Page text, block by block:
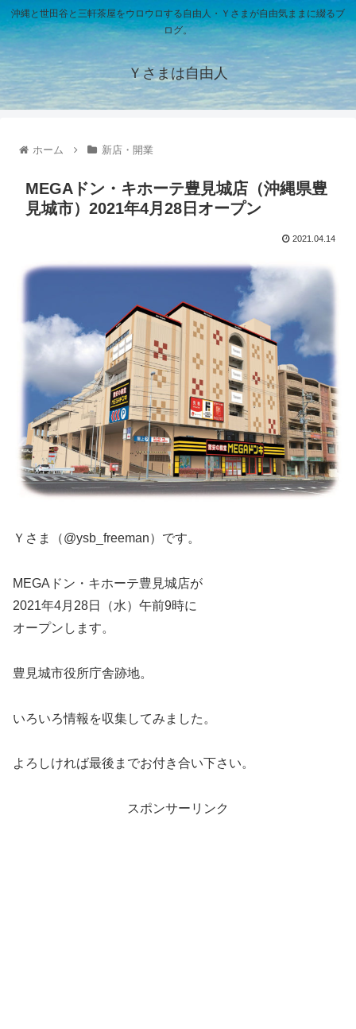
沖縄と世田谷と三軒茶屋をウロウロする自由人・Ｙさまが自由気ままに綴るブ
ログ。
Ｙさまは自由人
ホーム 新店・開業
MEGAドン・キホーテ豊見城店（沖縄県豊
見城市）2021年4月28日オープン
2021.04.14
Ｙさま（@ysb_freeman）です。
MEGAドン・キホーテ豊見城店が
2021年4月28日（水）午前9時に
オープンします。
豊見城市役所庁舎跡地。
いろいろ情報を収集してみました。
よろしければ最後までお付き合い下さい。
スポンサーリンク